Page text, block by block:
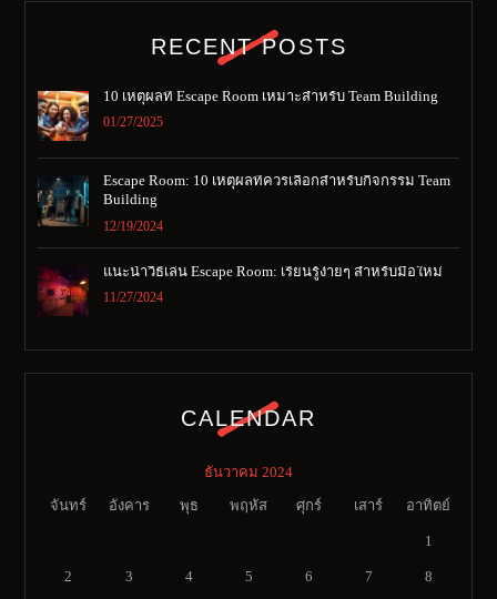
RECENT POSTS
10 เหตุผลที่ Escape Room เหมาะสำหรับ Team Building
01/27/2025
Escape Room: 10 เหตุผลที่ควรเลือกสำหรับกิจกรรม Team
Building
12/19/2024
แนะนำวิธีเล่น Escape Room: เรียนรู้ง่ายๆ สำหรับมือใหม่
11/27/2024
CALENDAR
ธันวาคม 2024
จันทร์ อังคาร พุธ พฤหัส ศุกร์ เสาร์ อาทิตย์
1
2 3 4 5 6 7 8